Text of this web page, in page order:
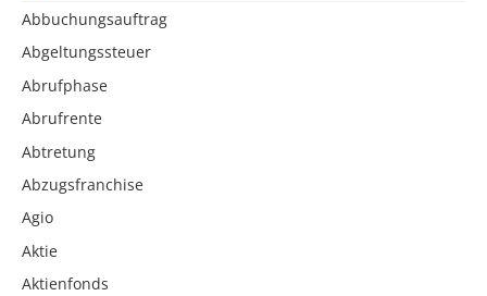
Abbuchungsauftrag
Abgeltungssteuer
Abrufphase
Abrufrente
Abtretung
Abzugsfranchise
Agio
Aktie
Aktienfonds